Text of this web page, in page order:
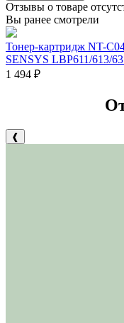
Отзывы о товаре
Вы ранее смотрели
Тонер-картридж NT-
SENSYS LBP611/613/
1 494 ₽
❰